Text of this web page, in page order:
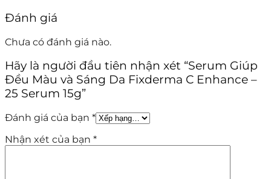
Đánh giá
Chưa có đánh giá nào.
Hãy là người đầu tiên nhận xét “Serum Giúp
Đều Màu và Sáng Da Fixderma C Enhance –
25 Serum 15g”
Đánh giá của bạn *
Nhận xét của bạn *